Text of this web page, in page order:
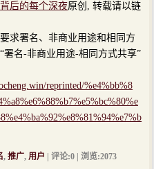
后的每个深夜原创, 转载请以链
署名、非商业用途和相同方
名-非商业用途-相同方式共享”
reprinted/%e4%bb%8
, 推广, 用户 | 评论:0 | 浏览:2073